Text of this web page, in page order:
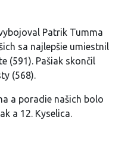
Patrik Tumma
sa najlepšie umiestnil
(591). Pašiak skončil
(568).
a poradie našich bolo
a 12. Kyselica.